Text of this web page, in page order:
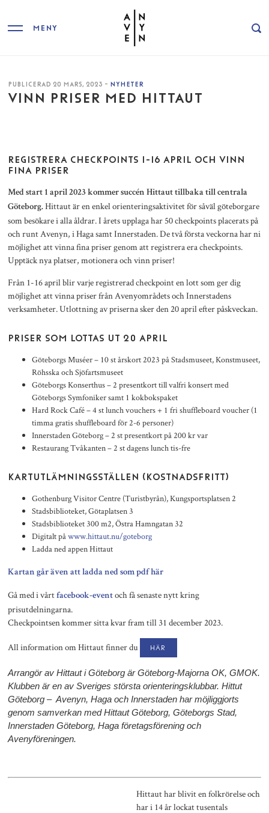
MENY
PUBLICERAD 20 MARS, 2023 - NYHETER
VINN PRISER MED HITTAUT
REGISTRERA CHECKPOINTS 1-16 APRIL OCH VINN
FINA PRISER
Med start 1 april 2023 kommer succén Hittaut tillbaka till centrala
Göteborg. Hittaut är en enkel orienteringsaktivitet för såväl göteborgare
som besökare i alla åldrar. I årets upplaga har 50 checkpoints placerats på
och runt Avenyn, i Haga samt Innerstaden. De två första veckorna har ni
möjlighet att vinna fina priser genom att registrera era checkpoints.
Upptäck nya platser, motionera och vinn priser!
Från 1-16 april blir varje registrerad checkpoint en lott som ger dig
möjlighet att vinna priser från Avenyområdets och Innerstadens
verksamheter. Utlottning av priserna sker den 20 april efter påskveckan.
PRISER SOM LOTTAS UT 20 APRIL
Göteborgs Muséer – 10 st årskort 2023 på Stadsmuseet, Konstmuseet,
Röhsska och Sjöfartsmuseet
Göteborgs Konserthus – 2 presentkort till valfri konsert med
Göteborgs Symfoniker samt 1 kokbokspaket
Hard Rock Café – 4 st lunch vouchers + 1 fri shuffleboard voucher (1
timma gratis shuffleboard för 2-6 personer)
Innerstaden Göteborg – 2 st presentkort på 200 kr var
Restaurang Tvåkanten – 2 st dagens lunch tis-fre
KARTUTLÄMNINGSSTÄLLEN (KOSTNADSFRITT)
Gothenburg Visitor Centre (Turistbyrån), Kungsportsplatsen 2
Stadsbiblioteket, Götaplatsen 3
Stadsbiblioteket 300 m2, Östra Hamngatan 32
Digitalt påwww.hittaut.nu/goteborg
Ladda ned appen Hittaut
Kartan går även att ladda ned som pdf här
Gå med i vårtfacebook-event och få senaste nytt kring
prisutdelningarna.
Checkpointsen kommer sitta kvar fram till 31 december 2023.
All information om Hittaut finner du här
Arrangör av Hittaut i Göteborg är Göteborg-Majorna OK, GMOK.
Klubben är en av Sveriges största orienteringsklubbar. Hittut
Göteborg – Avenyn, Haga och Innerstaden har möjliggjorts
genom samverkan med Hittaut Göteborg, Göteborgs Stad,
Innerstaden Göteborg, Haga företagsförening och
Avenyföreningen.
Hittaut har blivit en folkrörelse och
har i 14 år lockat tusentals